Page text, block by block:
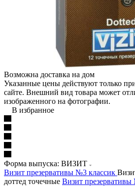
Возможна доставка на дом
Указанные цены действуют только
сайте. Внешний вид товара может
изображенного на фотографии.
В избранное
Форма выпуска: ВИЗИТ
Визит презервативы №3 классик
доттед точечные Визит